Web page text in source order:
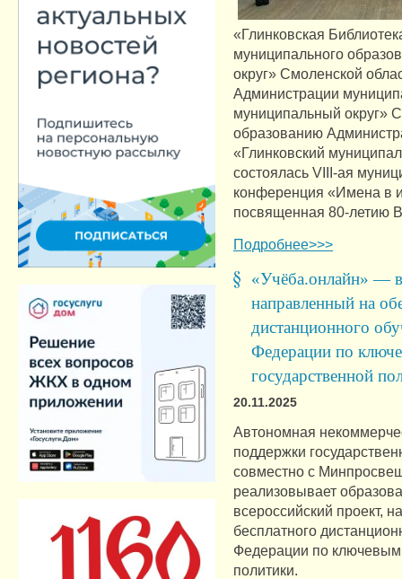
«Глинковская
муниципального
округ» Смоленской
Администрации
муниципальный округ»
образованию
«Глинковский
состоялась VIII-ая
конференция «Имена в
посвященная 80-летию
Подробнее>>>
«Учёба.онлайн» —
направленный на
дистанционного
Федерации по
государственной
20.11.2025
Автономная
поддержки
совместно с
реализовывает
всероссийский проект,
бесплатного
Федерации по ключевым
политики.